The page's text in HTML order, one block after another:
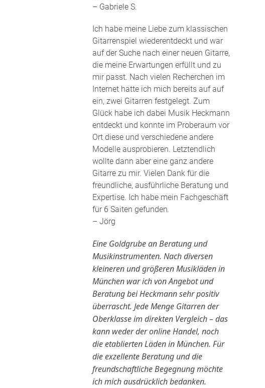
– Gabriele S.
Ich habe meine Liebe zum klassischen
Gitarrenspiel wiederentdeckt und war
auf der Suche nach einer neuen Gitarre,
die meine Erwartungen erfüllt und zu
mir passt. Nach vielen Recherchen im
Internet hatte ich mich bereits auf auf
ein, zwei Gitarren festgelegt. Zum
Glück habe ich dabei Musik Heckmann
entdeckt und konnte im Proberaum vor
Ort diese und verschiedene andere
Modelle ausprobieren. Letztendlich
wollte dann aber eine ganz andere
Gitarre zu mir. Vielen Dank für die
freundliche, ausführliche Beratung und
Expertise. Ich habe mein Fachgeschäft
für 6 Saiten gefunden.
– Jörg
Eine Goldgrube an Beratung und
Musikinstrumenten. Nach diversen
kleineren und größeren Musikläden in
München war ich von Angebot und
Beratung bei Heckmann sehr positiv
überrascht. Jede Menge Gitarren der
Oberklasse im direkten Vergleich – das
kann weder der online Handel, noch
die etablierten Läden in München. Für
die exzellente Beratung und die
freundschaftliche Begegnung möchte
ich mich ausdrücklich bedanken.